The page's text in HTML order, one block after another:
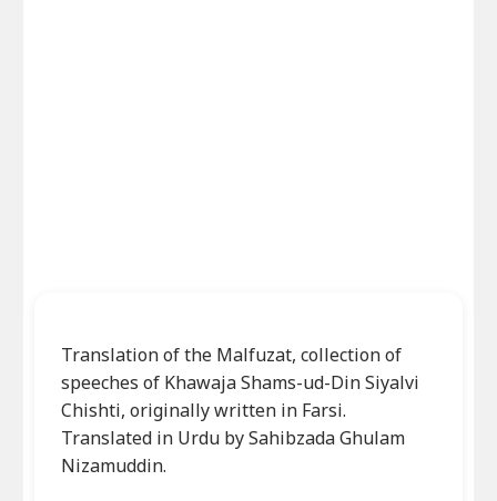
Translation of the Malfuzat, collection of
speeches of Khawaja Shams-ud-Din Siyalvi
Chishti, originally written in Farsi.
Translated in Urdu by Sahibzada Ghulam
Nizamuddin.